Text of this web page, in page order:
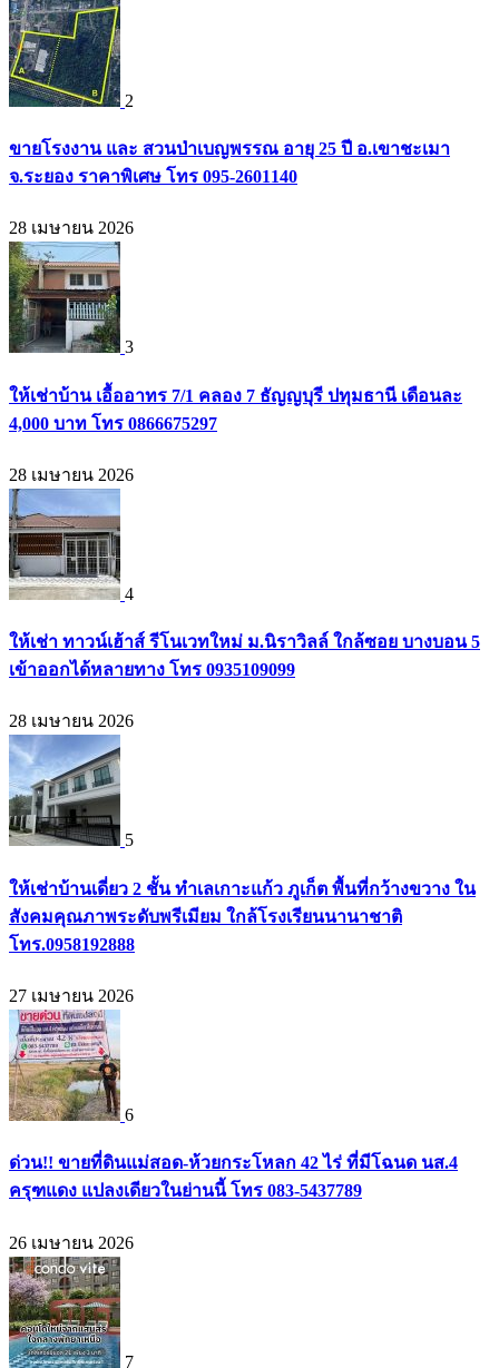
2
ขายโรงงาน และ สวนป่าเบญพรรณ อายุ 25 ปี อ.เขาชะเมา
จ.ระยอง ราคาพิเศษ โทร 095-2601140
28 เมษายน 2026
3
ให้เช่าบ้าน เอื้ออาทร 7/1 คลอง 7 ธัญญบุรี ปทุมธานี เดือนละ
4,000 บาท โทร 0866675297
28 เมษายน 2026
4
ให้เช่า ทาวน์เฮ้าส์ รีโนเวทใหม่ ม.นิราวิลล์ ใกล้ซอย บางบอน 5
เข้าออกได้หลายทาง โทร 0935109099
28 เมษายน 2026
5
ให้เช่าบ้านเดี่ยว 2 ชั้น ทำเลเกาะแก้ว ภูเก็ต พื้นที่กว้างขวาง ใน
สังคมคุณภาพระดับพรีเมียม ใกล้โรงเรียนนานาชาติ
โทร.0958192888
27 เมษายน 2026
6
ด่วน!! ขายที่ดินแม่สอด-ห้วยกระโหลก 42 ไร่ ที่มีโฉนด นส.4
ครุฑแดง แปลงเดียวในย่านนี้ โทร 083-5437789
26 เมษายน 2026
7